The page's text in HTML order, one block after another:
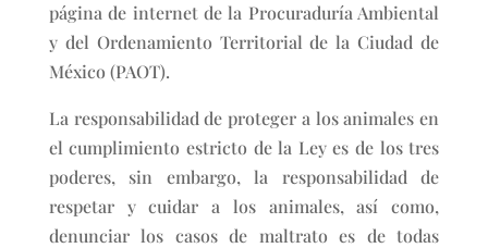
página de internet de la Procuraduría Ambiental
y del Ordenamiento Territorial de la Ciudad de
México (PAOT).
La responsabilidad de proteger a los animales en
el cumplimiento estricto de la Ley es de los tres
poderes, sin embargo, la responsabilidad de
respetar y cuidar a los animales, así como,
denunciar los casos de maltrato es de todas